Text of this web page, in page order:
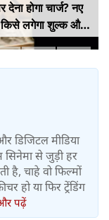
होगा चार्ज? नए
किसे लगेगा शुल्क और
डिजिटल मीडिया
सिनेमा से जुड़ी हर
है, चाहे वो फिल्मों
हो या फिर ट्रेंडिंग
पढ़ें